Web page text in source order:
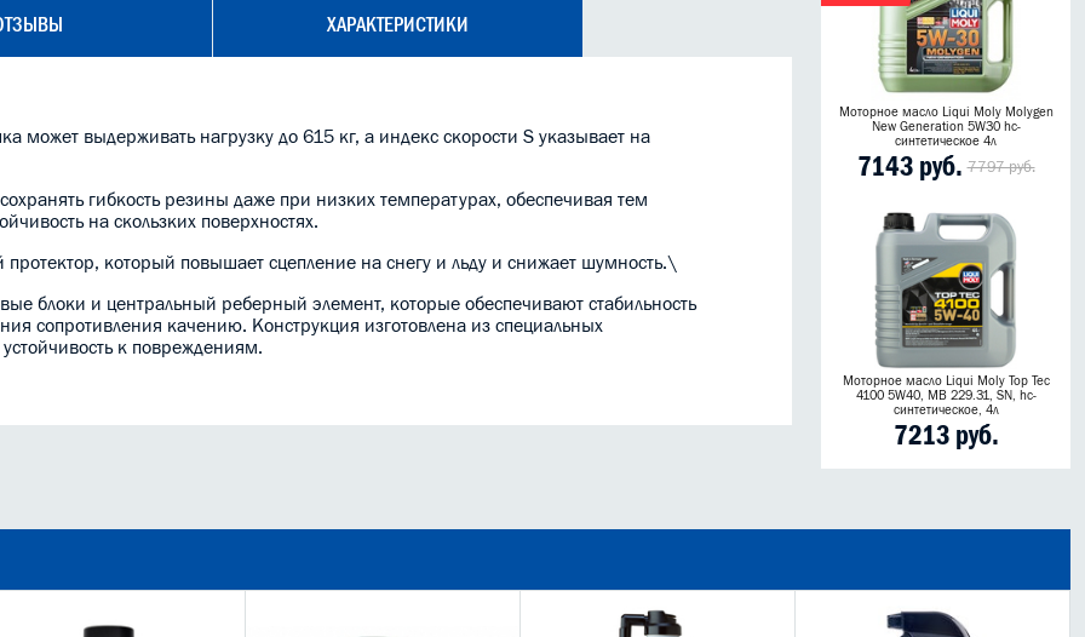
ХАРАКТЕРИСТИКИ
может выдерживать нагрузку до 615 кг, а индекс скорости S указывает на
гибкость резины даже при низких температурах, обеспечивая тем
на скользких поверхностях.
который повышает сцепление на снегу и льду и снижает шумность.\
блоки и центральный реберный элемент, которые обеспечивают стабильность
сопротивления качению. Конструкция изготовлена из специальных
к повреждениям.
Моторное масло Liqui Moly Molygen
New Generation 5W30 hc-
синтетическое 4л
7143 руб. 7797 руб.
Моторное масло Liqui Moly Top Tec
4100 5W40, MB 229.31, SN, hc-
синтетическое, 4л
7213 руб.